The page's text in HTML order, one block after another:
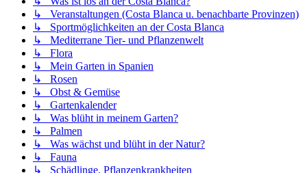
↳ Veranstaltungen (Costa Blanca u. benachbarte Provinzen)
↳ Sportmöglichkeiten an der Costa Blanca
↳ Mediterrane Tier- und Pflanzenwelt
↳ Flora
↳ Mein Garten in Spanien
↳ Rosen
↳ Obst & Gemüse
↳ Gartenkalender
↳ Was blüht in meinem Garten?
↳ Palmen
↳ Was wächst und blüht in der Natur?
↳ Fauna
↳ Schädlinge, Pflanzenkrankheiten